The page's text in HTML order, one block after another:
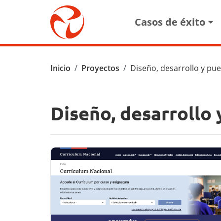
Pasar al contenido principal
Main
Casos de éxito
Ruta de navegación
Inicio Proyectos Diseño, desarrollo y
Diseño, desarrollo